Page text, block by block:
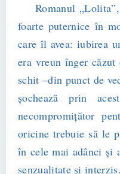
Romanul
foarte puternice în
care îl avea: iubirea
era vreun înger
schit –din punct de
şochează prin
necompromiţător
oricine trebuie să le
în cele mai adânci şi
senzualitate şi interzis.